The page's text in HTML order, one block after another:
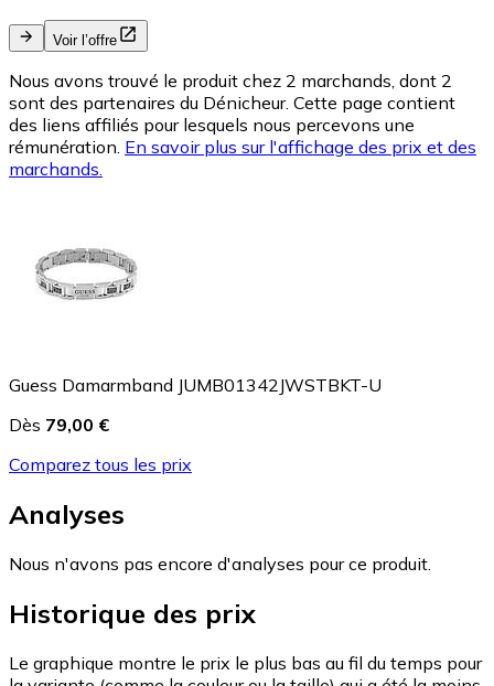
Voir l’offre
Nous avons trouvé le produit chez 2 marchands, dont 2
sont des partenaires du Dénicheur. Cette page contient
des liens affiliés pour lesquels nous percevons une
rémunération. En savoir plus sur l'affichage des prix et des
marchands.
Guess Damarmband JUMB01342JWSTBKT-U
Dès 79,00 €
Comparez tous les prix
Analyses
Nous n'avons pas encore d'analyses pour ce produit.
Historique des prix
Le graphique montre le prix le plus bas au fil du temps pour